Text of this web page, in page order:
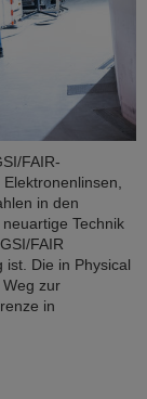
FAIR-
in den
Technik
FAIR
ist. Die in Physical
zur
in